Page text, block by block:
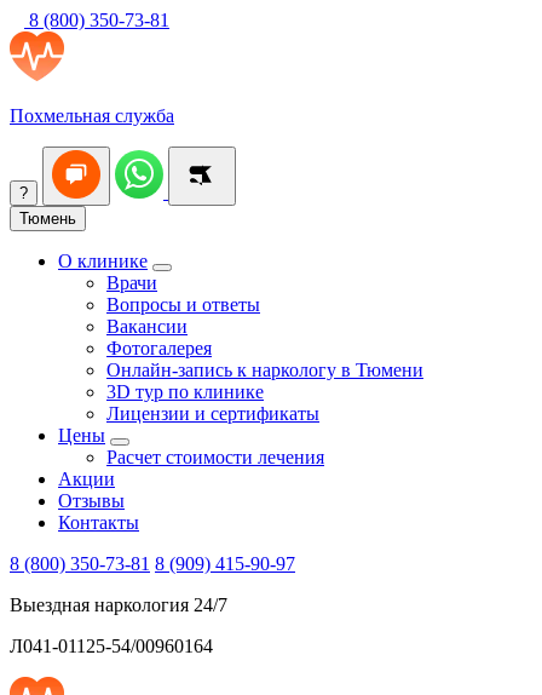
8 (800) 350-73-81
Похмельная служба
?
Тюмень
О клинике
Врачи
Вопросы и ответы
Вакансии
Фотогалерея
Онлайн-запись к наркологу в Тюмени
3D тур по клинике
Лицензии и сертификаты
Цены
Расчет стоимости лечения
Акции
Отзывы
Контакты
8 (800) 350-73-81 8 (909) 415-90-97
Выездная наркология 24/7
Л041-01125-54/00960164